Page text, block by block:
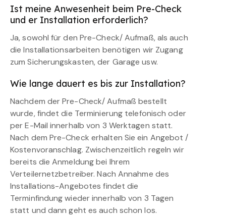
Ist meine Anwesenheit beim Pre-Check
und er Installation erforderlich?
Ja, sowohl für den Pre-Check/ Aufmaß, als auch
die Installationsarbeiten benötigen wir Zugang
zum Sicherungskasten, der Garage usw.
Wie lange dauert es bis zur Installation?
Nachdem der Pre-Check/ Aufmaß bestellt
wurde, findet die Terminierung telefonisch oder
per E-Mail innerhalb von 3 Werktagen statt.
Nach dem Pre-Check erhalten Sie ein Angebot /
Kostenvoranschlag. Zwischenzeitlich regeln wir
bereits die Anmeldung bei Ihrem
Verteilernetzbetreiber. Nach Annahme des
Installations-Angebotes findet die
Terminfindung wieder innerhalb von 3 Tagen
statt und dann geht es auch schon los.